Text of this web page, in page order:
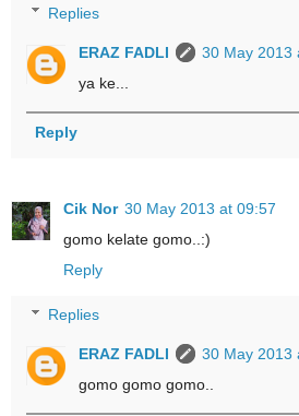
Replies
ERAZ FADLI
30 May 2013
ya ke...
Reply
Cik Nor 30 May 2013 at 09:57
gomo kelate gomo..:)
Reply
Replies
ERAZ FADLI
30 May 2013
gomo gomo gomo..